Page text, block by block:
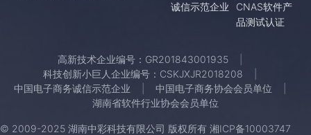
诚信示范企业
CNAS软件产
品测试认证
高新技术企业编号：GR201843001935
科技创新小巨人企业编号：CSKJXJR2018208
中国电子商务诚信示范企业
中国电子商务协会会员单位
湖南省软件行业协会会员单位
© 2009-2025 湖南中彩科技有限公司 版权所有 湘ICP备10003747